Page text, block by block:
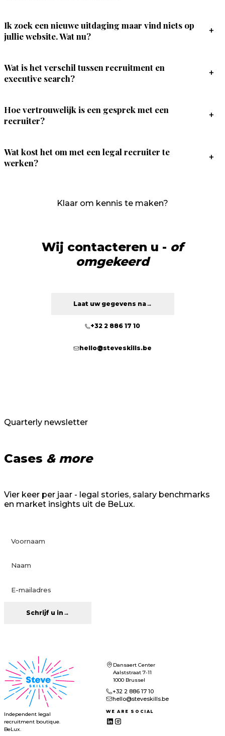
Ik zoek een nieuwe uitdaging maar vind niets op
jullie website. Wat nu?
+
Wat is het verschil tussen recruitment en
executive search?
+
Hoe vertrouwelijk is een gesprek met een
recruiter?
+
Wat kost het om met een legal recruiter te
werken?
+
Klaar om kennis te maken?
Wij contacteren u - of
omgekeerd
Laat uw gegevens na→
+32 2 886 17 10
hello@steveskills.be
Quarterly newsletter
Cases & more
Vier keer per jaar - legal stories, salary benchmarks
en market insights uit de BeLux.
Schrijf u in →
Independent legal
recruitment boutique.
BeLux.
Dansaert Center
Aalststraat 7-11
1000 Brussel
+32 2 886 17 10
hello@steveskills.be
WE ARE SOCIAL